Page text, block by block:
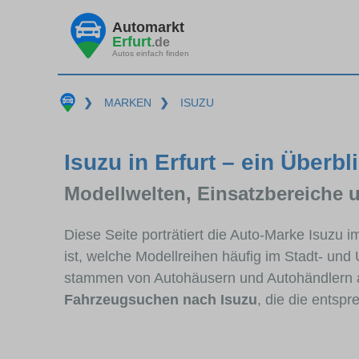
Automarkt
Erfurt.de
Autos einfach finden
❯ MARKEN ❯ ISUZU
Isuzu in Erfurt – ein
Modellwelten, Einsatzbereiche
Diese Seite porträtiert die Auto-Marke Isuzu
ist, welche Modellreihen häufig im Stadt-
stammen von Autohäusern und
Fahrzeugsuchen nach Isuzu, die die